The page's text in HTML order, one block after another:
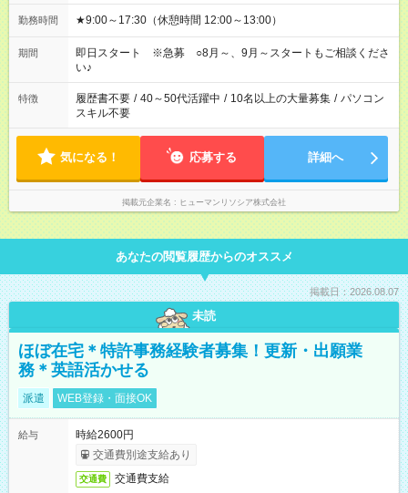
勤務時間 ★9:00～17:30（休憩時間 12:00～13:00）
期間
即日スタート ※急募 ○8月～、9月～スタートもご相談くださ
い♪
特徴 履歴書不要 / 40～50代活躍中 / 10名以上の大量募集 / パソコン
スキル不要
気になる！ 応募する 詳細へ
掲載元企業名 ヒューマンリソシア株式会社
あなたの閲覧履歴からのオススメ
掲載日：2026.08.07
未読
ほぼ在宅＊特許事務経験者募集！更新・出願業
務＊英語活かせる
派遣 WEB登録・面接OK
給与
時給2600円
交通費別途支給あり
交通費 交通費支給